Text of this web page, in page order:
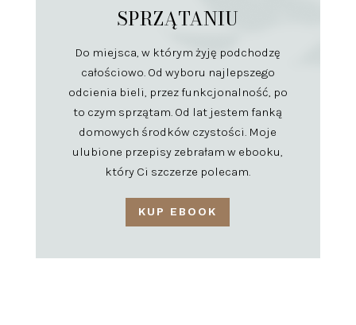
SPRZĄTANIU
Do miejsca, w którym żyję podchodzę
całościowo. Od wyboru najlepszego
odcienia bieli, przez funkcjonalność, po
to czym sprzątam. Od lat jestem fanką
domowych środków czystości. Moje
ulubione przepisy zebrałam w ebooku,
który Ci szczerze polecam.
KUP EBOOK